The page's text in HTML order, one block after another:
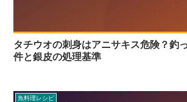
タチウオの刺身はアニサキス危険？釣
件と銀皮の処理基準
魚料理レシピ